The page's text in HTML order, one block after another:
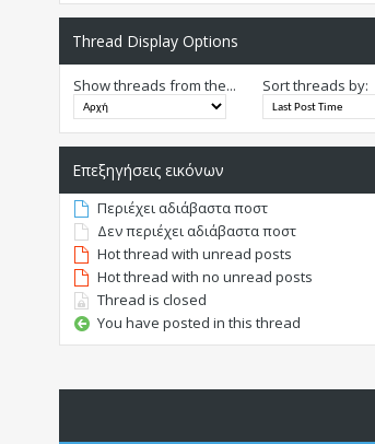
Thread Display Options
Show threads from the... Sort threads by:
Επεξηγήσεις εικόνων
Περιέχει αδιάβαστα ποστ
Δεν περιέχει αδιάβαστα ποστ
Hot thread with unread posts
Hot thread with no unread posts
Thread is closed
You have posted in this thread